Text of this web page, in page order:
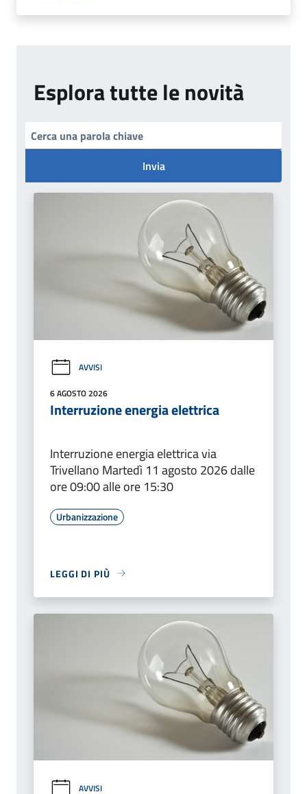
Esplora tutte le novità
Invia
AVVISI
6 AGOSTO 2026
Interruzione energia elettrica
Interruzione energia elettrica via
Trivellano Martedì 11 agosto 2026 dalle
ore 09:00 alle ore 15:30
Urbanizzazione
LEGGI DI PIÙ
AVVISI